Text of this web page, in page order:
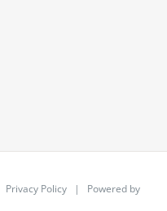
Privacy Policy | Powered by